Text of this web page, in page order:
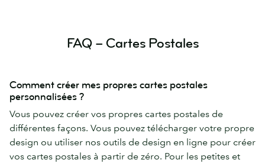
FAQ – Cartes Postales
Comment créer mes propres cartes postales
personnalisées ?
Vous pouvez créer vos propres cartes postales de
différentes façons. Vous pouvez télécharger votre propre
design ou utiliser nos outils de design en ligne pour créer
vos cartes postales à partir de zéro. Pour les petites et